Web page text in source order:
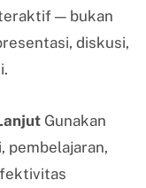
— bukan
diskusi,
Gunakan
pembelajaran,